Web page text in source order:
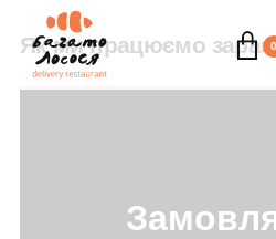
0
Як ми працюємо